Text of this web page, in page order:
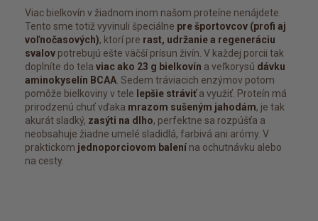
Viac bielkovín v žiadnom inom našom proteíne nenájdete.
Tento sme totiž vyvinuli špeciálne pre športovcov (profi aj
voľnočasových), ktorí pre rast, udržanie a regeneráciu
svalov potrebujú ešte väčší prísun živín. V každej porcii tak
doplníte do tela viac ako 23 g bielkovín a veľkorysú dávku
aminokyselín BCAA . Sedem tráviacich enzýmov potom
pomôže bielkoviny v tele lepšie stráviťa využiť. Proteín má
prirodzenú chuť vďaka mrazom sušeným jahodám, je tak
akurát sladký, zasýti na dlho, perfektne sa rozpúšťa a
neobsahuje žiadne umelé sladidlá, farbivá ani arómy. V
praktickom jednoporciovom balení na ochutnávku alebo
na cesty.